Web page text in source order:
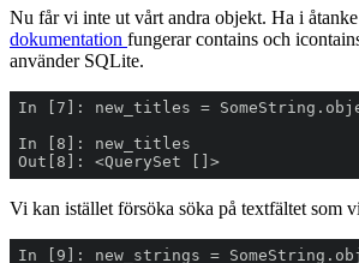
Nu får vi inte ut vårt andra objekt. Ha i
dokumentation fungerar contains och
använder SQLite.
Out[8]: <QuerySet []>
Vi kan istället försöka söka på textfältet som